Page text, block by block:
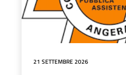
21 SETTEMBRE 2026